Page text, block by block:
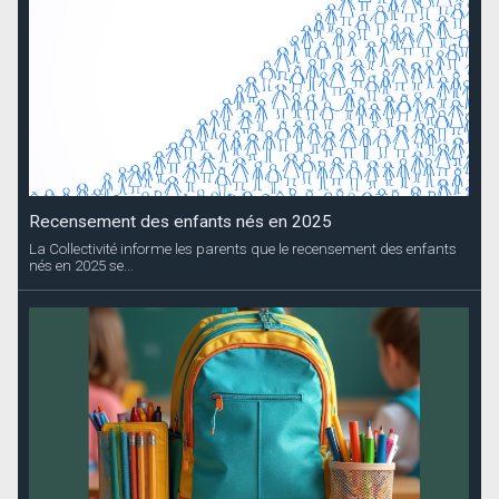
Recensement des enfants nés en 2025
La Collectivité informe les parents que le recensement des enfants
nés en 2025 se...